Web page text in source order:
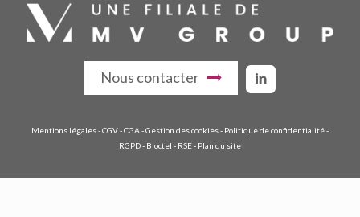
Nous contacter
Mentions légales-CGV-CGA-Gestion des cookies- Politique de confidentialité-
RGPD- Bloctel - RSE- Plan du site